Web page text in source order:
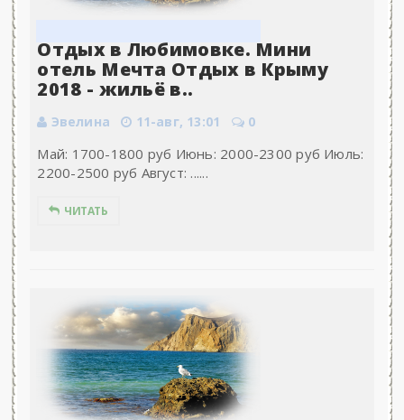
Отдых в Любимовке. Мини
отель Мечта Отдых в Крыму
2018 - жильё в..
Эвелина 11-авг, 13:01 0
Май: 1700-1800 руб Июнь: 2000-2300 руб Июль:
2200-2500 руб Август: ......
ЧИТАТЬ